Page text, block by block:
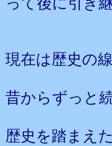
現在は歴史の
昔からずっと
歴史を踏まえ